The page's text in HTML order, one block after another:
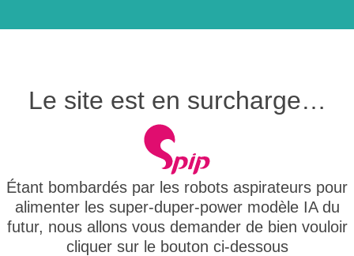
Le site est en surcharge…
Étant bombardés par les robots aspirateurs pour
alimenter les super-duper-power modèle IA du
futur, nous allons vous demander de bien vouloir
cliquer sur le bouton ci-dessous